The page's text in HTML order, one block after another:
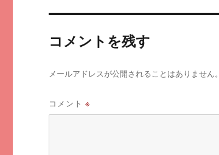
コメントを残す
メールアドレスが公開されることはありません。
コメント※